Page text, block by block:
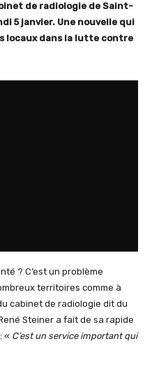
de radiologie de Saint-
5 janvier. Une nouvelle qui
locaux dans la lutte contre
? C’est un problème
territoires comme à
cabinet de radiologie dit du
Steiner a fait de sa rapide
« C’est un service important qui